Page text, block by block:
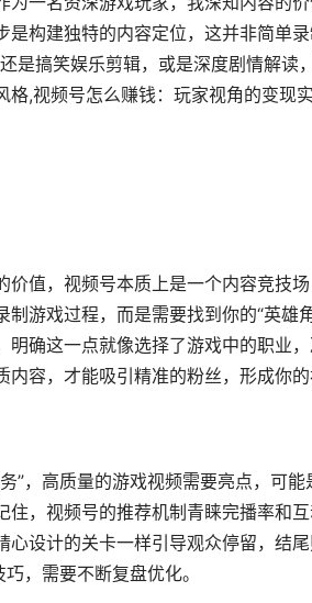
构建独特的内容定位，这并非简单
是搞笑娱乐剪辑，或是深度剧情解读
格,视频号怎么赚钱：玩家视角的变现
价值，视频号本质上是一个内容竞技
游戏过程，而是需要找到你的“英雄
明确这一点就像选择了游戏中的职业
容，才能吸引精准的粉丝，形成你的
”，高质量的游戏视频需要亮点，可
住，视频号的推荐机制青睐完播率和
心设计的关卡一样引导观众停留，结
，需要不断复盘优化。